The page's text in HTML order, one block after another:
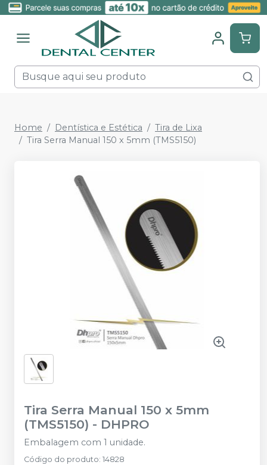
Home Dentística e Estética
Tira de Lixa
Tira Serra Manual 150 x 5mm (TMS5150)
Tira Serra Manual 150 x 5mm
(TMS5150) - DHPRO
Embalagem com 1 unidade.
Código do produto: 14828